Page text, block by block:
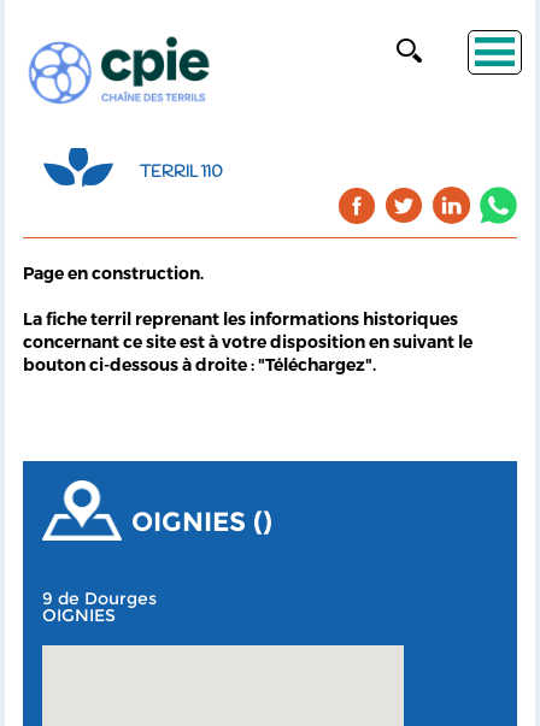
TERRIL 110
Page en construction.
La fiche terril reprenant les informations historiques
concernant ce site est à votre disposition en suivant le
bouton ci-dessous à droite : "Téléchargez".
OIGNIES ()
9 de Dourges
OIGNIES